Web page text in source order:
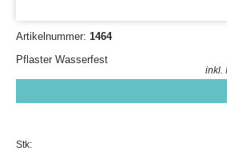
Artikelnummer: 1464
Pflaster Wasserfest
inkl.
Stk: